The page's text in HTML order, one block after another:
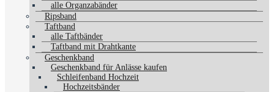
alle Organzabänder
Ripsband
Taftband
alle Taftbänder
Taftband mit Drahtkante
Geschenkband
Geschenkband für Anlässe kaufen
Schleifenband Hochzeit
Hochzeitsbänder